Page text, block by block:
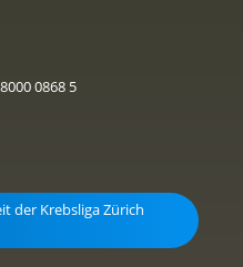
0868 5
der Krebsliga Zürich